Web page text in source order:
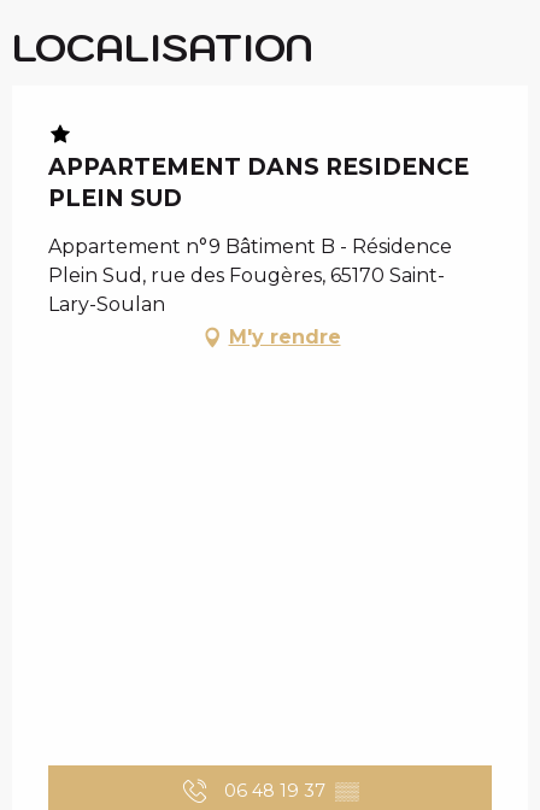
LOCALISATION
APPARTEMENT DANS RESIDENCE
PLEIN SUD
Appartement n°9 Bâtiment B - Résidence
Plein Sud, rue des Fougères, 65170 Saint-
Lary-Soulan
M'y rendre
06 48 19 37 ▒▒